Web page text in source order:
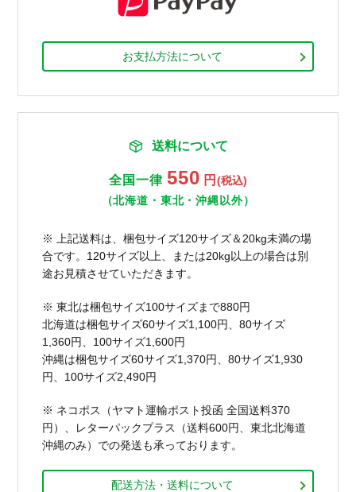
お支払方法について
送料について
全国一律 550 円 (税込)
（北海道・東北・沖縄以外）
※ 上記送料は、梱包サイズ120サイズ＆20kg未満の場
合です。120サイズ以上、または20kg以上の場合は別
途お見積させていただきます。
※ 東北は梱包サイズ100サイズまで880円
北海道は梱包サイズ60サイズ1,100円、80サイズ
1,360円、100サイズ1,600円
沖縄は梱包サイズ60サイズ1,370円、80サイズ1,930
円、100サイズ2,490円
※ ネコポス（ヤマト運輸ポスト投函 全国送料370
円）、レターパックプラス（送料600円、東北北海道
沖縄のみ）での発送も承っております。
配送方法・送料について